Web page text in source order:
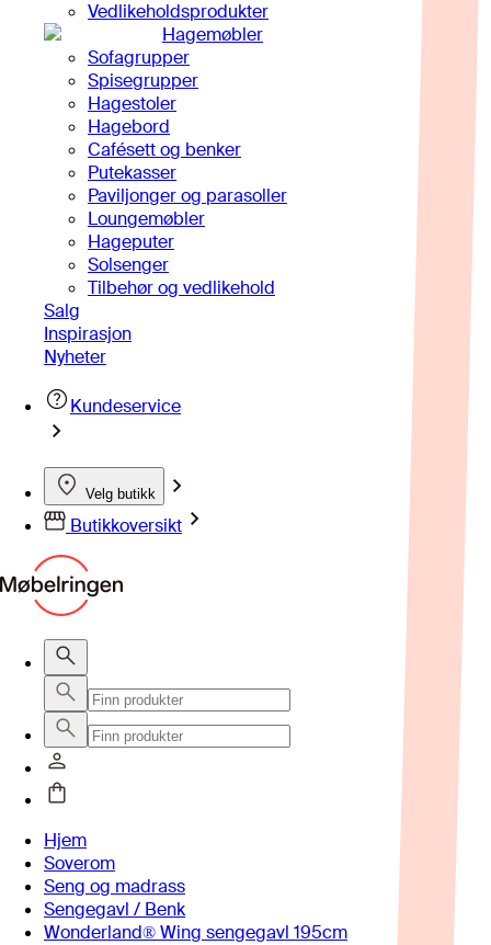
Vedlikeholdsprodukter
Hagemøbler
Sofagrupper
Spisegrupper
Hagestoler
Hagebord
Cafésett og benker
Putekasser
Paviljonger og parasoller
Loungemøbler
Hageputer
Solsenger
Tilbehør og vedlikehold
Salg
Inspirasjon
Nyheter
Kundeservice
Velg butikk
Butikkoversikt
Hjem
Soverom
Seng og madrass
Sengegavl / Benk
Wonderland® Wing sengegavl 195cm